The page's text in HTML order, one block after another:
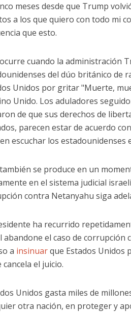
meses desde que Trump
a los que quiero con todo mi
que esto.
cuando la administración
del dúo británico de
Unidos por gritar "Muerte,
Unido. Los aduladores
de que sus derechos de
parecen estar de acuerdo
escuchar los estadounidenses
se produce en un
en el sistema judicial
contra Netanyahu siga
ha recurrido
abandone el caso de
a insinuarque Estados Unidos
cancela el juicio.
Unidos gasta miles de
otra nación, en proteger y